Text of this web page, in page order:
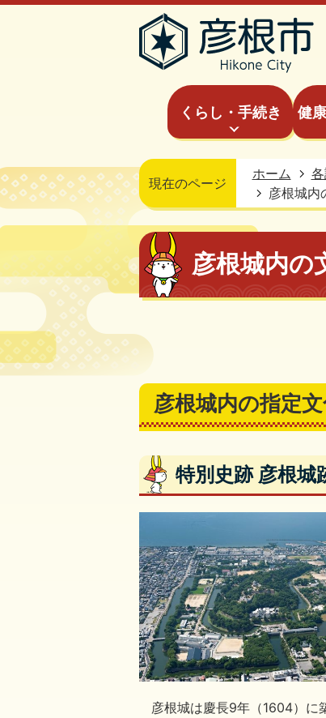
くらし・手続き 健
現在のページ
ホーム
彦根城内
彦根城内の
彦根城内の指定
特別史跡 彦根城
彦根城は慶長9年（1604）に